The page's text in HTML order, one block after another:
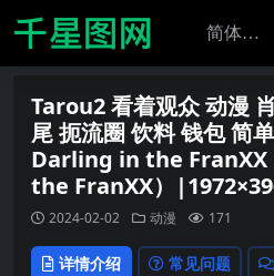
Tarou2 看着观众 动漫
尾 扼流圈 饮料 钱包 简
Darling in the
the FranXX）
2024-02-02 动漫 171
详情介绍 常见问题